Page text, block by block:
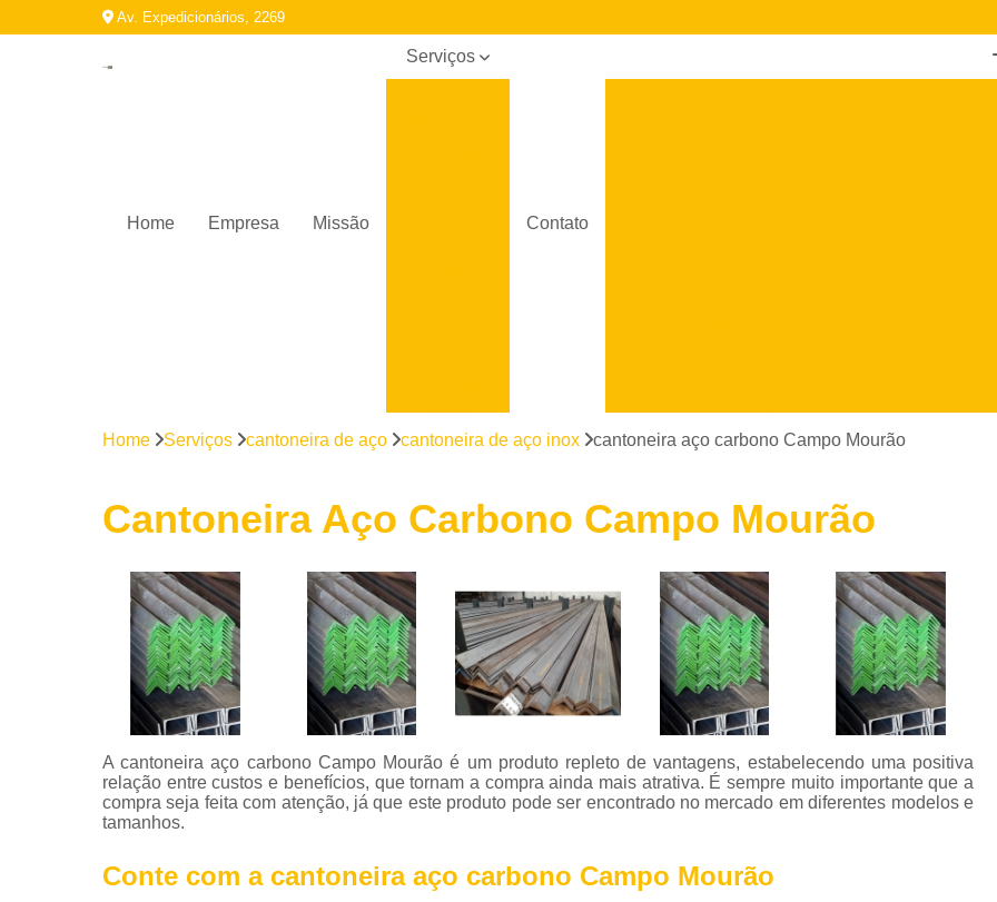
Av. Expedicionários, 2269
Home Empresa Missão
Serviços
Roldanas
Telas de
aço
Telha de
aço
Tintas para
aço
Tubos de
aço
Vigas de
Contato
Cantoneira em Aço
Cantoneira em Aço Inox
Chapa de Aço Escovado
Chapa Xadrez Aço
Máquina de
Máquina de Solda de Alumínio
Máquina de
Máquina de Solda Grande
Máquina de
Máquina de Solda para Soldar
Máquina de Solda Profissional
Máquina
Parafuso Auto Brocante Inox
Parafuso Auto Brocante para Metal
Home Serviços cantoneira de aço cantoneira de aço inox cantoneira aço carbono Campo Mourão
Cantoneira Aço Carbono Campo Mourão
A cantoneira aço carbono Campo Mourão é um produto repleto de vantagens, estabelecendo uma positiva
relação entre custos e benefícios, que tornam a compra ainda mais atrativa. É sempre muito importante que a
compra seja feita com atenção, já que este produto pode ser encontrado no mercado em diferentes modelos e
tamanhos.
Conte com a cantoneira aço carbono Campo Mourão